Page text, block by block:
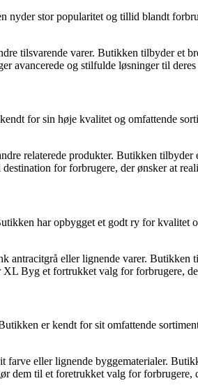
stor popularitet og tillid blandt
tilsvarende varer. Butikken tilbyder et
avancerede og stilfulde løsninger til
for sin høje kvalitet og omfattende
relaterede produkter. Butikken
for forbrugere, der ønsker at
har opbygget et godt ry for
antracitgrå eller lignende varer.
Byg et fortrukket valg for forbrugere,
er kendt for sit omfattende
eller lignende byggematerialer.
til et foretrukket valg for forbrugere,